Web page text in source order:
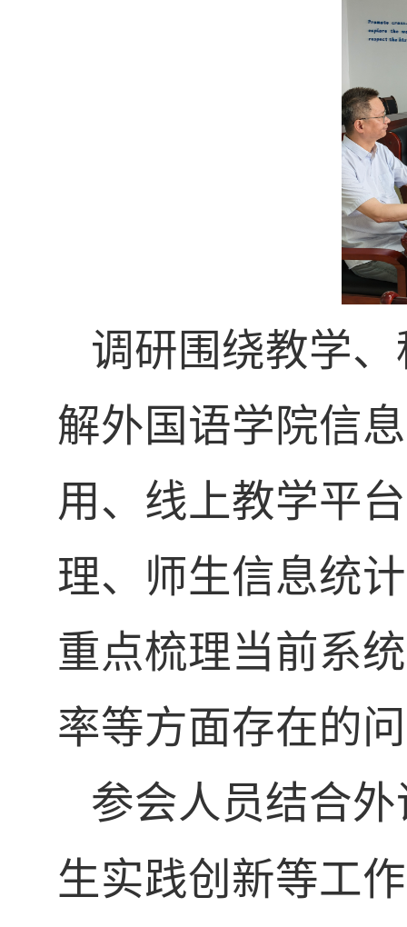
调研围绕教学
解外国语学院信
用、线上教学平
理、师生信息统
重点梳理当前系
率等方面存在的
参会人员结合
生实践创新等工